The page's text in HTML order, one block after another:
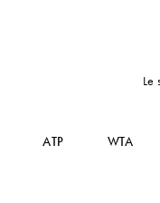
Le
ATP WTA